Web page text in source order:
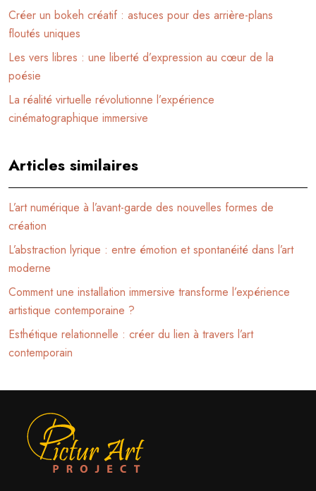
Créer un bokeh créatif : astuces pour des arrière-plans
floutés uniques
Les vers libres : une liberté d’expression au cœur de la
poésie
La réalité virtuelle révolutionne l’expérience
cinématographique immersive
Articles similaires
L’art numérique à l’avant-garde des nouvelles formes de
création
L’abstraction lyrique : entre émotion et spontanéité dans l’art
moderne
Comment une installation immersive transforme l’expérience
artistique contemporaine ?
Esthétique relationnelle : créer du lien à travers l’art
contemporain